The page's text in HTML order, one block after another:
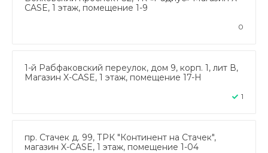
CASE, 1 этаж, помещение 1-9
0
1-й Рабфаковский переулок, дом 9, корп. 1, лит В,
Магазин X-CASE, 1 этаж, помещение 17-Н
1
пр. Стачек д. 99, ТРК "Континент на Стачек",
магазин X-CASE, 1 этаж, помещение 1-04